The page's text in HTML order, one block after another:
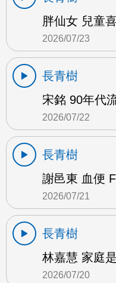
胖仙女 兒童
2026/07/23
長青樹
宋銘 90年代
2026/07/22
長青樹
謝邑東 血便
2026/07/21
長青樹
林嘉慧 家庭
2026/07/20